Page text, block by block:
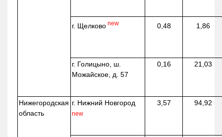
г. Щелково new 0,48 1,86
г. Голицыно, ш.
Можайское, д. 57
0,16 21,03
Нижегородская
область
г. Нижний Новгород
new
3,57 94,92